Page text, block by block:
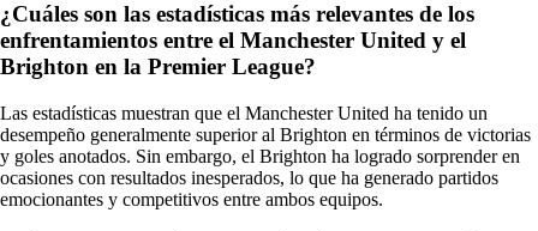
¿Cuáles son las estadísticas más relevantes de los
enfrentamientos entre el Manchester United y el
Brighton en la Premier League?
Las estadísticas muestran que el Manchester United ha tenido un
desempeño generalmente superior al Brighton en términos de victorias
y goles anotados. Sin embargo, el Brighton ha logrado sorprender en
ocasiones con resultados inesperados, lo que ha generado partidos
emocionantes y competitivos entre ambos equipos.